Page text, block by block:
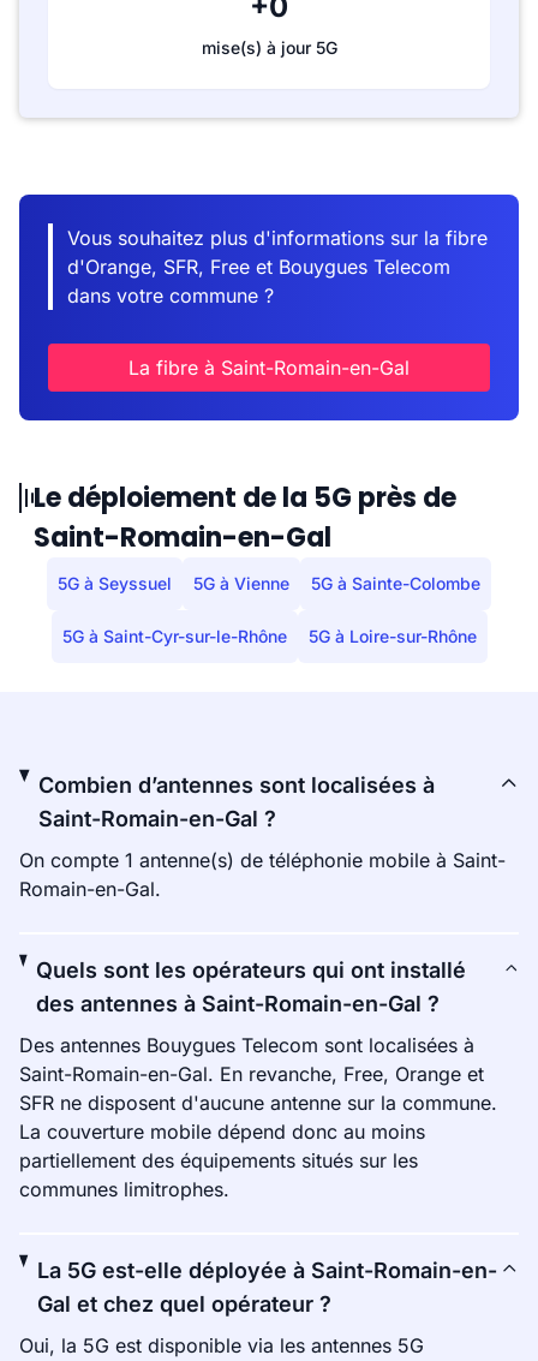
mise(s) à jour 5G
Vous souhaitez plus d'informations sur la fibre
d'Orange, SFR, Free et Bouygues Telecom
dans votre commune ?
La fibre à Saint-Romain-en-Gal
Le déploiement de la 5G près de
Saint-Romain-en-Gal
5G à Seyssuel 5G à Vienne 5G à Sainte-Colombe
5G à Saint-Cyr-sur-le-Rhône 5G à Loire-sur-Rhône
Combien d’antennes sont localisées à
Saint-Romain-en-Gal ?
On compte 1 antenne(s) de téléphonie mobile à Saint-
Romain-en-Gal.
Quels sont les opérateurs qui ont installé
des antennes à Saint-Romain-en-Gal ?
Des antennes Bouygues Telecom sont localisées à
Saint-Romain-en-Gal. En revanche, Free, Orange et
SFR ne disposent d'aucune antenne sur la commune.
La couverture mobile dépend donc au moins
partiellement des équipements situés sur les
communes limitrophes.
La 5G est-elle déployée à Saint-Romain-en-
Gal et chez quel opérateur ?
Oui, la 5G est disponible via les antennes 5G